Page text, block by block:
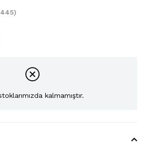
kalmamıştır.